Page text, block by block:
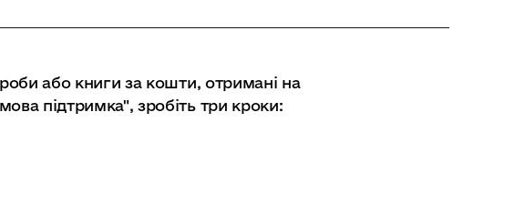
або книги за кошти, отримані на
підтримка", зробіть три кроки: